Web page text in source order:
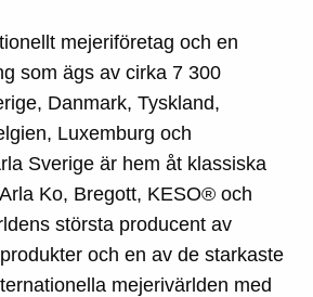
mejeriföretag och en
som ägs av cirka 7 300
Danmark, Tyskland,
Luxemburg och
Sverige är hem åt klassiska
Ko, Bregott, KESO® och
största producent av
och en av de starkaste
mejerivärlden med